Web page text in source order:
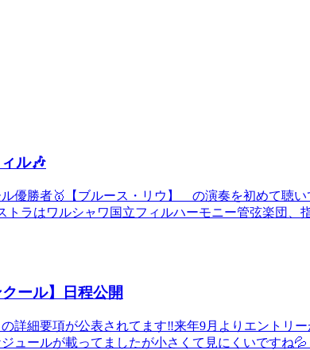
ル🎶
ル優勝者🥇【ブルース・リウ】 の演奏を初めて聴
トラはワルシャワ国立フィルハーモニー管弦楽団、
ール】日程公開
詳細要項が公表されてます‼️来年9月よりエントリ
ュールが載ってましたが小さくて見にくいですね